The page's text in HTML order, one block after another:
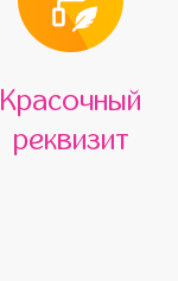
Красочный
реквизит